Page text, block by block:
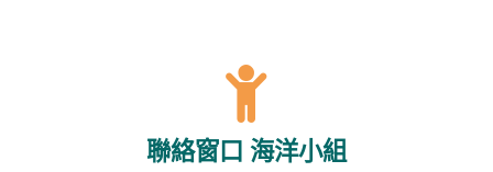
聯絡窗口 海洋小組